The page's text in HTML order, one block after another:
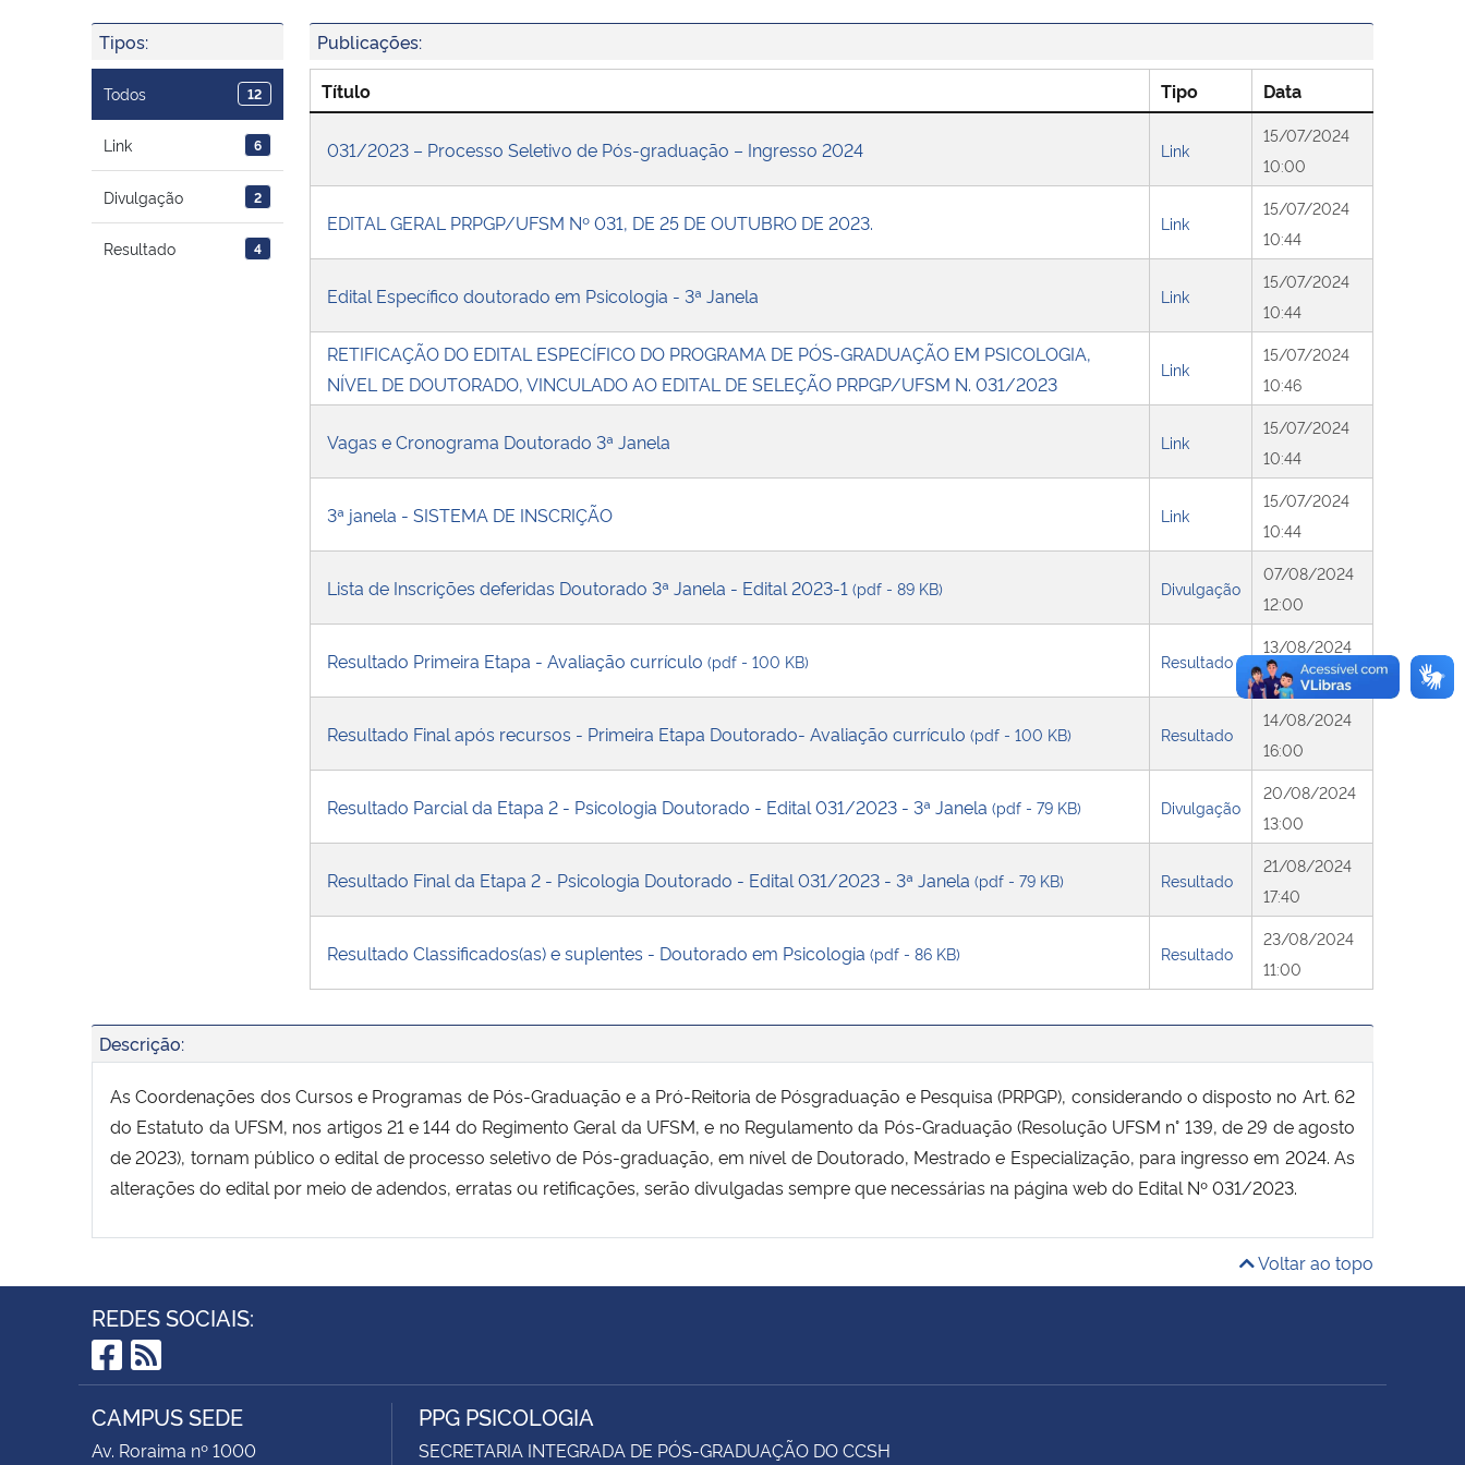
Tipos:
Todos 12
Link 6
Divulgação 2
Resultado 4
Publicações:
Título Tipo Data
031/2023 – Processo Seletivo de Pós-graduação – Ingresso 2024 Link
15/07/2024
10:00
EDITAL GERAL PRPGP/UFSM Nº 031, DE 25 DE OUTUBRO DE 2023. Link
15/07/2024
10:44
Edital Específico doutorado em Psicologia - 3ª Janela Link
15/07/2024
10:44
RETIFICAÇÃO DO EDITAL ESPECÍFICO DO PROGRAMA DE PÓS-GRADUAÇÃO EM PSICOLOGIA,
NÍVEL DE DOUTORADO, VINCULADO AO EDITAL DE SELEÇÃO PRPGP/UFSM N. 031/2023
Link
15/07/2024
10:46
Vagas e Cronograma Doutorado 3ª Janela Link
15/07/2024
10:44
3ª janela - SISTEMA DE INSCRIÇÃO Link
15/07/2024
10:44
Lista de Inscrições deferidas Doutorado 3ª Janela - Edital 2023-1 (pdf - 89 KB) Divulgação
07/08/2024
12:00
Resultado Primeira Etapa - Avaliação currículo (pdf - 100 KB) Resultado
13/08/2024
13:14
Resultado Final após recursos - Primeira Etapa Doutorado- Avaliação currículo (pdf - 100 KB) Resultado
14/08/2024
16:00
Resultado Parcial da Etapa 2 - Psicologia Doutorado - Edital 031/2023 - 3ª Janela (pdf - 79 KB) Divulgação
20/08/2024
13:00
Resultado Final da Etapa 2 - Psicologia Doutorado - Edital 031/2023 - 3ª Janela (pdf - 79 KB) Resultado
21/08/2024
17:40
Resultado Classificados(as) e suplentes - Doutorado em Psicologia (pdf - 86 KB) Resultado
23/08/2024
11:00
Descrição:
As Coordenações dos Cursos e Programas de Pós-Graduação e a Pró-Reitoria de Pósgraduação e Pesquisa (PRPGP), considerando o disposto no Art. 62
do Estatuto da UFSM, nos artigos 21 e 144 do Regimento Geral da UFSM, e no Regulamento da Pós-Graduação (Resolução UFSM n° 139, de 29 de agosto
de 2023), tornam público o edital de processo seletivo de Pós-graduação, em nível de Doutorado, Mestrado e Especialização, para ingresso em 2024. As
alterações do edital por meio de adendos, erratas ou retificações, serão divulgadas sempre que necessárias na página web do Edital Nº 031/2023.
Voltar ao topo
REDES SOCIAIS:
Facebook
RSS
CAMPUS SEDE
Av. Roraima nº 1000
PPG PSICOLOGIA
SECRETARIA INTEGRADA DE PÓS-GRADUAÇÃO DO CCSH